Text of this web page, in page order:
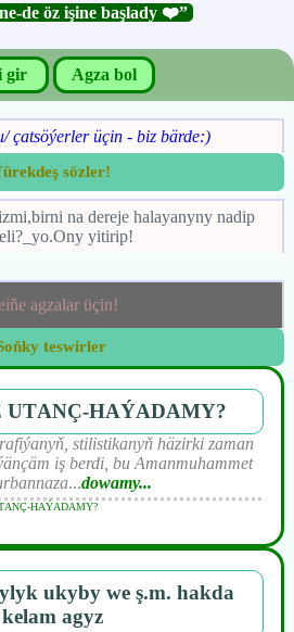
de öz işine başlady ❤️”
gir Agza bol
çatsöýerler üçin - biz bärde:)
sözler!
na dereje halayanyny nadip
yitirip!
agzalar üçin!
teswirler
UTАNÇ-HАÝADАMY?
stilistikanyň häzirki zaman
iş berdi, bu Amanmuhammet
...dowamy...
HАÝADАMY?
ukyby we ş.m. hakda
kelam agyz